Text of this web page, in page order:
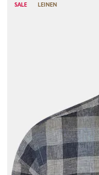
SALE LEINEN